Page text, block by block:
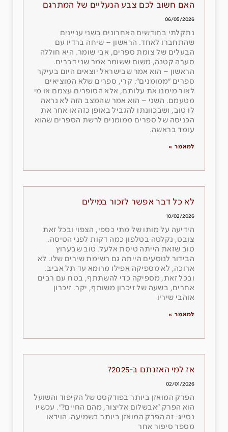
האם חשוב לכם צבע הנעליים של המתרגם
06/05/2026
נתקלתי בחודשים האחרונים בשני עניינים
שהתחברו לאחד. הראשון – שיחה ברדיו עם
הבעלים של צומת ספרים, אבי שומר. היא חוללה
סערה קטנה, משום ששומר אמר שני דברים.
הראשון – הוא אמר שבישראל יוצאים היום בעיקר
ספרים ״ממומנים״. קרי, ספרים שלא המוציאים
לאור מימנו את עלותם, אלא הסופרים עצמם או מי
מטעמם. השני – הוא אמר שהמצב הזה לא נראה
לו טוב, ושבכוונתו להגביל באופן כזה או אחר את
הכניסה של ספרים ממומנים לרשת הספרים שהוא
עומד בראשה.
למאמר »
לא כל דבר אפשר לזכור במילים
10/02/2026
הידיעה על מותו של מתי כספי, הצפוי ובכל זאת
צובט, נקלטה בטלפון כמה דקות לפני הטיסה.
טוב שזאת הייתה טיסת אלעל. טוב שבערוץ
הבידור לנוסעים הייתה גם רשימת שירים שלו. לא
ארוכה, לא מספיקה אפילו מרומא עד תל אביב.
ובכל זאת, מספיקה כדי להשתתף, בטח עם רבים
אחרים, בשעה של זיכרון משותף, יקר. זיכרון
אוהבי שיריו
למאמר »
אז למי האזנתם ב-2025?
02/01/2026
הפרק המואזן ביותר בפודקסט של הקיפוד והשועל
הוא הפרק ״אבשלום אליצור, מהם החיים?״. עכשיו
נסייג: זה הפרק המואזן ביותר בשמיעה. הוידאו
מספר סיפור אחר